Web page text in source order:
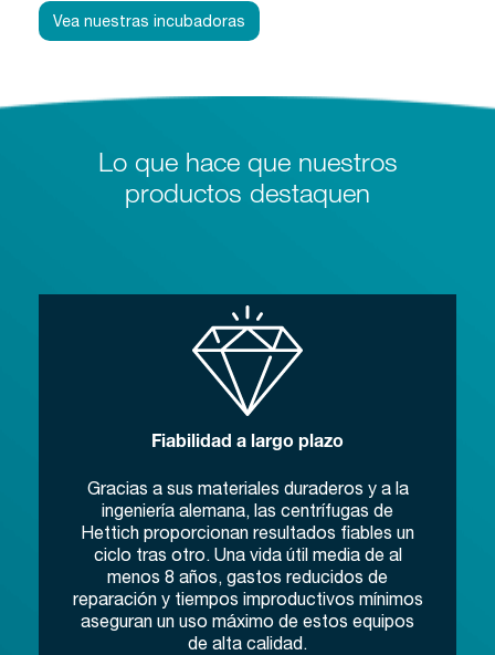
Vea nuestras incubadoras
Lo que hace que nuestros
productos destaquen
Fiabilidad a largo plazo
Gracias a sus materiales duraderos y a la
ingeniería alemana, las centrífugas de
Hettich proporcionan resultados fiables un
ciclo tras otro. Una vida útil media de al
menos 8 años, gastos reducidos de
reparación y tiempos improductivos mínimos
aseguran un uso máximo de estos equipos
de alta calidad.